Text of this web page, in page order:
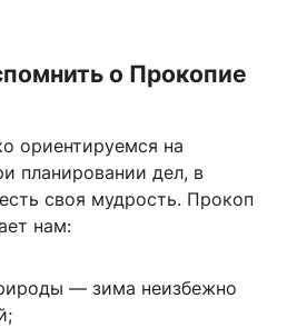
о Прокопие
ориентируемся на
планировании дел, в
своя мудрость. Прокоп
нам:
— зима неизбежно